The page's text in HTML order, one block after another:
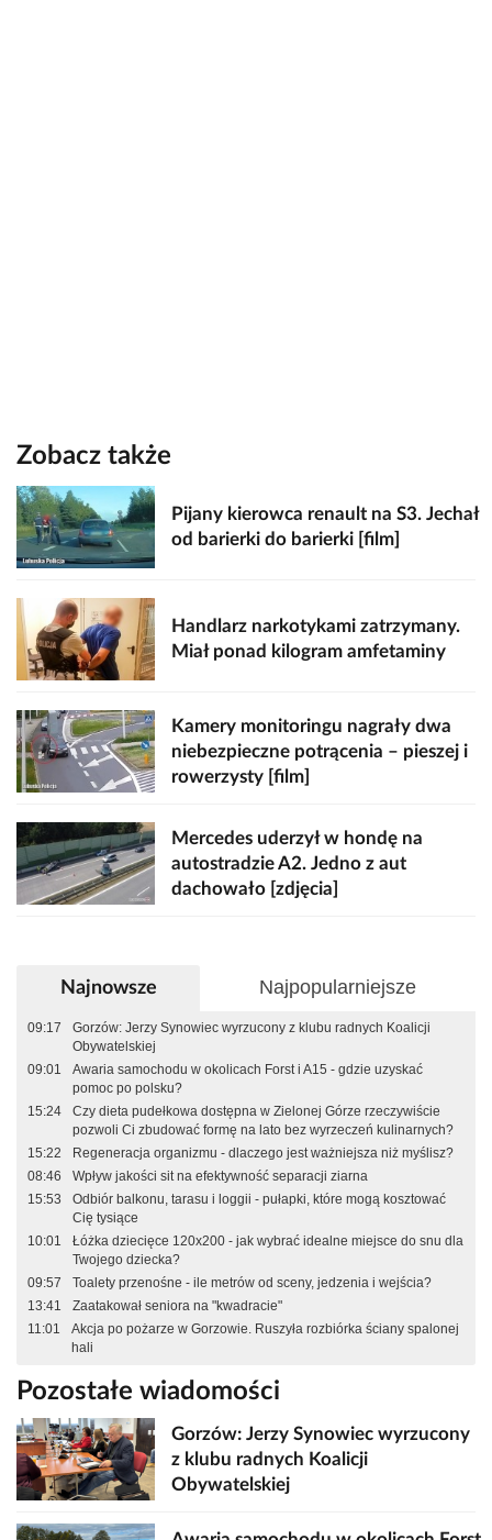
Zobacz także
Pijany kierowca renault na S3. Jechał
od barierki do barierki [film]
Handlarz narkotykami zatrzymany.
Miał ponad kilogram amfetaminy
Kamery monitoringu nagrały dwa
niebezpieczne potrącenia – pieszej i
rowerzysty [film]
Mercedes uderzył w hondę na
autostradzie A2. Jedno z aut
dachowało [zdjęcia]
Najnowsze Najpopularniejsze
09:17
Gorzów: Jerzy Synowiec wyrzucony z klubu radnych Koalicji
Obywatelskiej
09:01
Awaria samochodu w okolicach Forst i A15 - gdzie uzyskać
pomoc po polsku?
15:24
Czy dieta pudełkowa dostępna w Zielonej Górze rzeczywiście
pozwoli Ci zbudować formę na lato bez wyrzeczeń kulinarnych?
15:22
Regeneracja organizmu - dlaczego jest ważniejsza niż myślisz?
08:46
Wpływ jakości sit na efektywność separacji ziarna
15:53
Odbiór balkonu, tarasu i loggii - pułapki, które mogą kosztować
Cię tysiące
10:01
Łóżka dziecięce 120x200 - jak wybrać idealne miejsce do snu dla
Twojego dziecka?
09:57
Toalety przenośne - ile metrów od sceny, jedzenia i wejścia?
13:41
Zaatakował seniora na "kwadracie"
11:01
Akcja po pożarze w Gorzowie. Ruszyła rozbiórka ściany spalonej
hali
Pozostałe wiadomości
Gorzów: Jerzy Synowiec wyrzucony
z klubu radnych Koalicji
Obywatelskiej